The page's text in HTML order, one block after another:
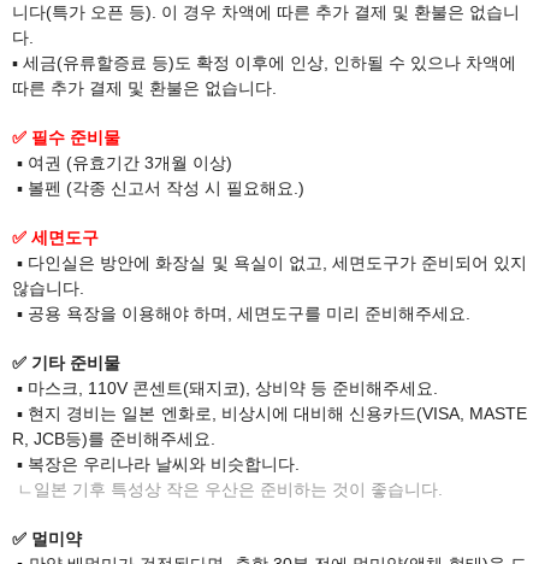
니다(특가 오픈 등). 이 경우 차액에 따른 추가 결제 및 환불은 없습니
다.
▪ 세금(유류할증료 등)도 확정 이후에 인상, 인하될 수 있으나 차액에
따른 추가 결제 및 환불은 없습니다.​
✅ 필수 준비물
▪ 여권 (유효기간 3개월 이상)
▪ 볼펜 (각종 신고서 작성 시 필요해요.)​
✅​ 세면도구
▪ ​​다인실은 방안에 화장실 및 욕실이 없고, 세면도구가 준비되어 있지
않습니다.
​ ▪ ​공용 욕장을 이용해야 하며, 세면도구를 미리 준비해주세요.​
✅ 기타 준비물
▪ 마스크, 110V 콘센트(돼지코), 상비약 등 준비해주세요.
▪ 현지 경비는 일본 엔화로, 비상시에 대비해 신용카드(VISA, MASTE
R, JCB등)를 준비해주세요.
▪ 복장은 우리나라 날씨와 비슷합니다.
ㄴ일본 기후 특성상 작은 우산은 준비하는 것이 좋습니다.
✅ 멀미약